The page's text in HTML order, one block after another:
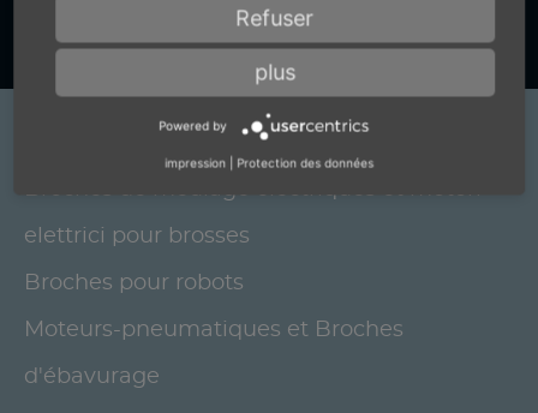
elettrici pour brosses
Broches pour robots
Moteurs-pneumatiques et Broches
d'ébavurage
Refuser
plus
Powered by
impression Protection des données